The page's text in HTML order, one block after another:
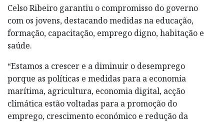
Celso Ribeiro garantiu o compromisso do governo
com os jovens, destacando medidas na educação,
formação, capacitação, emprego digno, habitação e
saúde.
“Estamos a crescer e a diminuir o desemprego
porque as políticas e medidas para a economia
marítima, agricultura, economia digital, acção
climática estão voltadas para a promoção do
emprego, crescimento económico e redução da